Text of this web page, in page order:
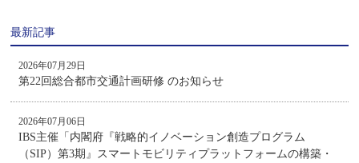
最新記事
2026年07月29日
第22回総合都市交通計画研修 のお知らせ
2026年07月06日
IBS主催「内閣府『戦略的イノベーション創造プログラム
（SIP）第3期』スマートモビリティプラットフォームの構築・